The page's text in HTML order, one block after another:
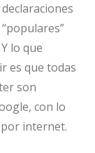
lo que
es que todas
son
con lo
internet.